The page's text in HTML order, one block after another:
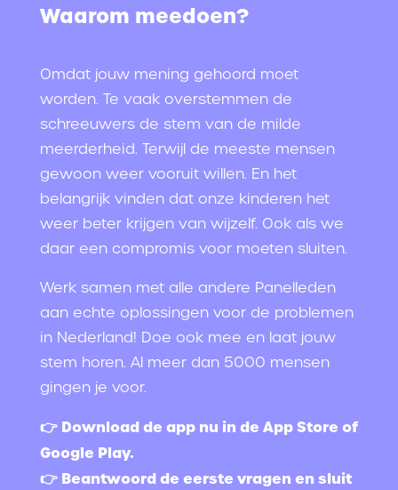
Waarom meedoen?
Omdat jouw mening gehoord moet
worden. Te vaak overstemmen de
schreeuwers de stem van de milde
meerderheid. Terwijl de meeste mensen
gewoon weer vooruit willen. En het
belangrijk vinden dat onze kinderen het
weer beter krijgen van wijzelf. Ook als we
daar een compromis voor moeten sluiten.
Werk samen met alle andere Panelleden
aan echte oplossingen voor de problemen
in Nederland! Doe ook mee en laat jouw
stem horen. Al meer dan 5000 mensen
gingen je voor.
👉 Download de app nu in de App Store of
Google Play.
👉 Beantwoord de eerste vragen en sluit